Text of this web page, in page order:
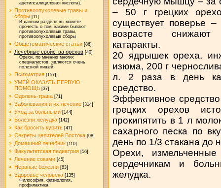
ацетилсалициловая кислота).
Противоопухолевые травы и
сборы [11]
В данном разделе вы можете
прочесть о том, какими бывают
противоопухолевые травы,
противоопухолевые сборы
Общетематические статьи [86]
Лечебные свойства орехов [40]
Орехи, по мнению многих
специалистов, являются очень
полезной пищей.
Психиатрия [157]
УМЕЙ ОКАЗАТЬ ПЕРВУЮ
ПОМОЩЬ [37]
Одолень-трава [71]
Заболевания и их лечение [314]
Уход за больными [144]
Болезни желудка [142]
Как бросить курить [47]
Секреты целителей Востока [98]
Домашний лечебник [110]
Факультетская педиатрия [56]
Лечение соками [45]
Нервные болезни [63]
Здоровье человека [135]
Философия, физиология,
профилактика.
– 50 г грецких
существует поверье
возрасте снижают
катаракты.
20 ядрышек ореха,
изюма, 200 г
л. 2 раза в день
средство.
Эффективное
грецких орехов
прокипятить в 1 л
сахарного песка по
день по 1/3 стакана до
Орехи,
сердечникам и
желудка.